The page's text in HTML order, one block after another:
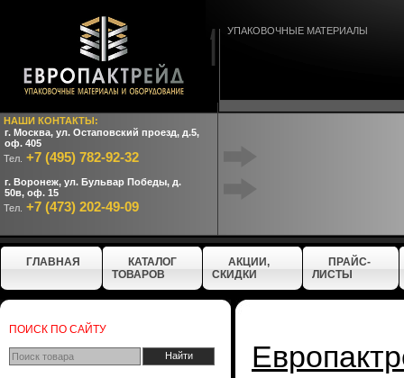
НАШИ КОНТАКТЫ:
г. Москва, ул. Остаповский проезд, д.5,
оф. 405
Тел. +7 (495) 782-92-32
г. Воронеж, ул. Бульвар Победы, д.
50в, оф. 15
Тел. +7 (473) 202-49-09
УПАКОВОЧНЫЕ МАТЕРИАЛЫ
ГЛАВНАЯ
КАТАЛОГ
ТОВАРОВ
АКЦИИ,
СКИДКИ
ПРАЙС-
ЛИСТЫ
ПОИСК ПО САЙТУ